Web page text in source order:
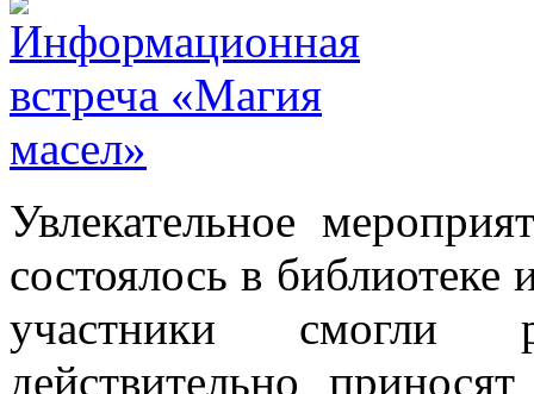
Увлекательное
состоялось в
участники смогли
действительно